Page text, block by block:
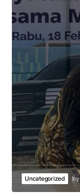
Uncategorized by